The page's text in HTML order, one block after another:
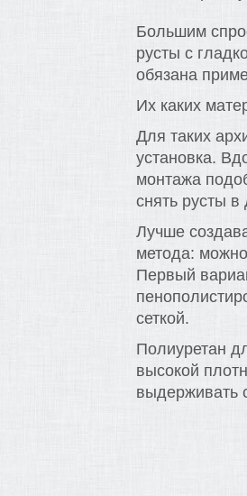
Большим
русты с
обязана
Их каких
Для таких
установка.
монтажа
снять русты
Лучше
метода:
Первый
сеткой.
Полиуретан
высокой
выдерживать